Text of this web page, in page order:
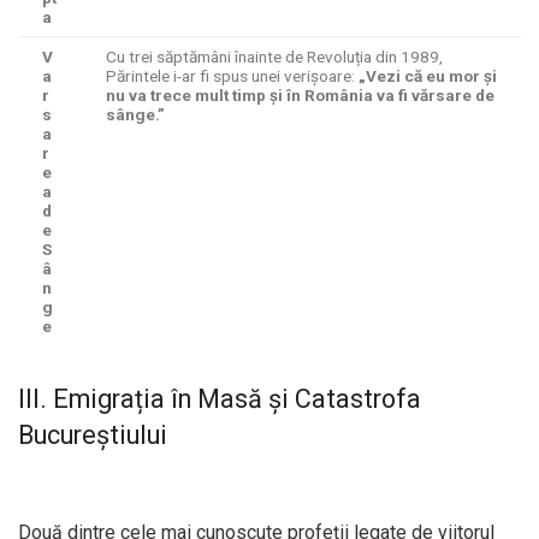
a
V
a
r
s
a
r
e
a
d
e
S
â
n
g
e
Cu trei săptămâni înainte de Revoluția din 1989,
Părintele i-ar fi spus unei verișoare: „Vezi că eu mor și
nu va trece mult timp și în România va fi vărsare de
sânge.”
III. Emigrația în Masă și Catastrofa
Bucureștiului
Două dintre cele mai cunoscute profeții legate de viitorul